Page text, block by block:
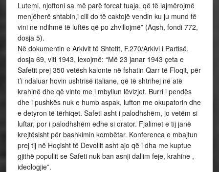
Lutemi, njoftoni sa më parë forcat tuaja, që të lajmërojmë
menjëherë shtabin,i cili do të caktojë vendin ku ju mund të
vini ne ndihmë të luftës që po zhvillojmë” (Aqsh, fondi 772,
dosja 5).
Në dokumentin e Arkivit të Shtetit, F.270/Arkivi i Partisë,
dosja 69, viti 1943, lexojmë: “Më 23 janar 1943 çeta e
Safetit prej 350 vetësh kalonte në fshatin Qarr të Floqit, për
t’i ndaluar hovin ushtrisë italiane, që të shtrihej në atë
krahinë dhe që vinte me i mbyllun lëvizjet. Burri i pendës
dhe i pushkës nuk e humb aspak, lufton me okupatorin dhe
e detyron të tërhiqet. Safeti asht i palodhshëm, jo vetëm si
luftar, por i palodhshëm edhe si orator. Fjalimet e tij janë
krejtësisht për bashkimin kombëtar. Konferenca e mbajtun
prej tij në Hoçisht të Devollit asht ajo që i dha me kuptue
gjithë popullit se Safeti nuk ban asnji dallim feje, krahine ,
ideologjie”.